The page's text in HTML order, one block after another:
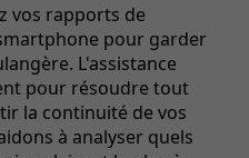
vos rapports de
pour garder
L'assistance
pour résoudre tout
la continuité de vos
à analyser quels